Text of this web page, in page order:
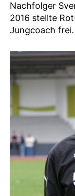
Nachfolger
2016 stellte
Jungcoach